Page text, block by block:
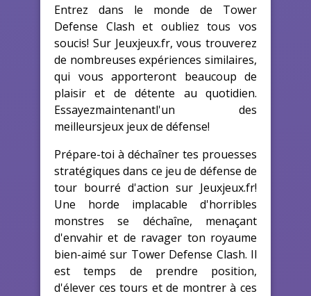
Entrez dans le monde de Tower
Defense Clash et oubliez tous vos
soucis! Sur Jeuxjeux.fr, vous trouverez
de nombreuses expériences similaires,
qui vous apporteront beaucoup de
plaisir et de détente au quotidien.
Essayezmaintenantl'un des
meilleursjeux jeux de défense!
Prépare-toi à déchaîner tes prouesses
stratégiques dans ce jeu de défense de
tour bourré d'action sur Jeuxjeux.fr!
Une horde implacable d'horribles
monstres se déchaîne, menaçant
d'envahir et de ravager ton royaume
bien-aimé sur Tower Defense Clash. Il
est temps de prendre position,
d'élever ces tours et de montrer à ces